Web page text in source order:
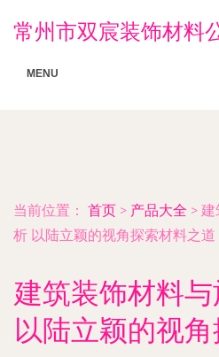
常州市双宸装饰材料
MENU
当前位置： 首页 > 产品大全 > 建
析 以陆立颖的视角探索材料之道
建筑装饰材料
以陆立颖的视